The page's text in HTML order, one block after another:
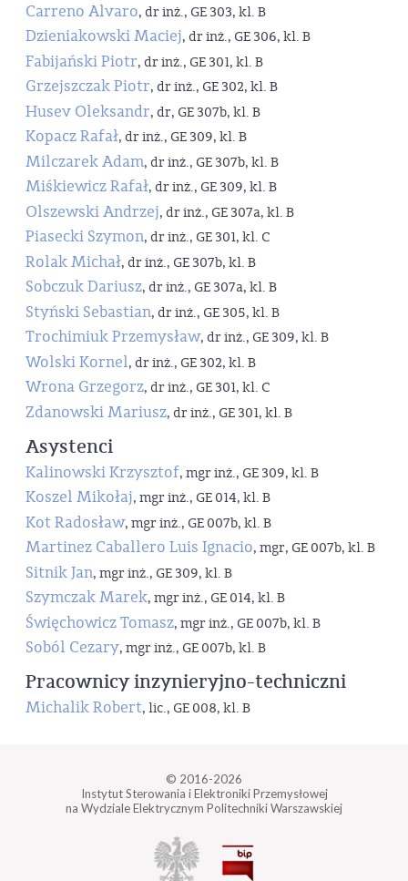
Carreno Alvaro, dr inż., GE 303, kl. B
Dzieniakowski Maciej, dr inż., GE 306, kl. B
Fabijański Piotr, dr inż., GE 301, kl. B
Grzejszczak Piotr, dr inż., GE 302, kl. B
Husev Oleksandr, dr, GE 307b, kl. B
Kopacz Rafał, dr inż., GE 309, kl. B
Milczarek Adam, dr inż., GE 307b, kl. B
Miśkiewicz Rafał, dr inż., GE 309, kl. B
Olszewski Andrzej, dr inż., GE 307a, kl. B
Piasecki Szymon, dr inż., GE 301, kl. C
Rolak Michał, dr inż., GE 307b, kl. B
Sobczuk Dariusz, dr inż., GE 307a, kl. B
Styński Sebastian, dr inż., GE 305, kl. B
Trochimiuk Przemysław, dr inż., GE 309, kl. B
Wolski Kornel, dr inż., GE 302, kl. B
Wrona Grzegorz, dr inż., GE 301, kl. C
Zdanowski Mariusz, dr inż., GE 301, kl. B
Asystenci
Kalinowski Krzysztof, mgr inż., GE 309, kl. B
Koszel Mikołaj, mgr inż., GE 014, kl. B
Kot Radosław, mgr inż., GE 007b, kl. B
Martinez Caballero Luis Ignacio, mgr, GE 007b, kl. B
Sitnik Jan, mgr inż., GE 309, kl. B
Szymczak Marek, mgr inż., GE 014, kl. B
Święchowicz Tomasz, mgr inż., GE 007b, kl. B
Soból Cezary, mgr inż., GE 007b, kl. B
Pracownicy inzynieryjno-techniczni
Michalik Robert, lic., GE 008, kl. B
© 2016-2026
Instytut Sterowania i Elektroniki Przemysłowej
na Wydziale Elektrycznym Politechniki Warszawskiej